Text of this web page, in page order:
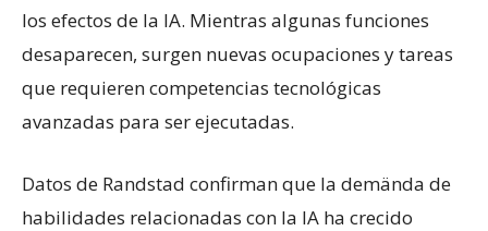
los efectos de la IA. Mientras algunas funciones
desaparecen, surgen nuevas ocupaciones y tareas
que requieren competencias tecnológicas
avanzadas para ser ejecutadas.
​Datos de Randstad confirman que la demända de
habilidades relacionadas con la IA ha crecido